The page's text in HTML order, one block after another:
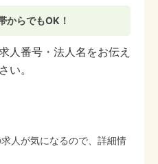
からでもOK！
人番号・法人名をお伝え
い。
人が気になるので、詳細情